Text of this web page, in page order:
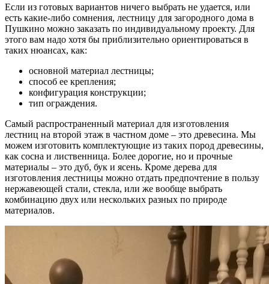
Если из готовых вариантов ничего выбрать не удается, или
есть какие-либо сомнения, лестницу для загородного дома в
Пушкино можно заказать по индивидуальному проекту. Для
этого вам надо хотя бы приблизительно ориентироваться в
таких нюансах, как:
основной материал лестницы;
способ ее крепления;
конфигурация конструкции;
тип ограждения.
Самый распространенный материал для изготовления
лестниц на второй этаж в частном доме – это древесина. Мы
можем изготовить комплектующие из таких пород древесины,
как сосна и лиственница. Более дорогие, но и прочные
материалы – это дуб, бук и ясень. Кроме дерева для
изготовления лестницы можно отдать предпочтение в пользу
нержавеющей стали, стекла, или же вообще выбрать
комбинацию двух или нескольких разных по природе
материалов.